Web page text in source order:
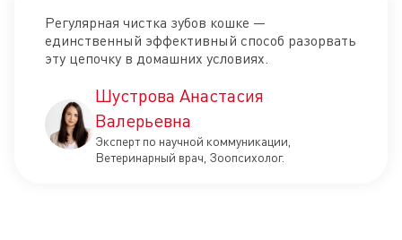
Регулярная чистка зубов кошке —
единственный эффективный способ разорвать
эту цепочку в домашних условиях.
Шустрова Анастасия
Валерьевна
Эксперт по научной коммуникации,
Ветеринарный врач, Зоопсихолог.